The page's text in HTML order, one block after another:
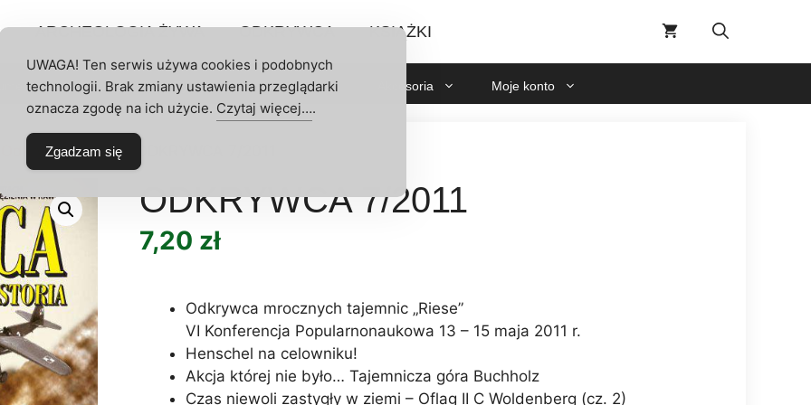
ARCHEOLOGIA ŻYWA ODKRYWCA KSIĄŻKI
Archeologia Żywa Odkrywca Akcesoria Moje konto
/2011/ ODKRYWCA 7/2011
ODKRYWCA 7/2011
7,20 zł
Odkrywca mrocznych tajemnic „Riese”
VI Konferencja Popularnonaukowa 13 – 15 maja 2011 r.
Henschel na celowniku!
Akcja której nie było… Tajemnicza góra Buchholz
Czas niewoli zastygły w ziemi – Oflag II C Woldenberg (cz. 2)
UWAGA! Ten serwis używa cookies i podobnych
technologii. Brak zmiany ustawienia przeglądarki
oznacza zgodę na ich użycie. Czytaj więcej….
Zgadzam się